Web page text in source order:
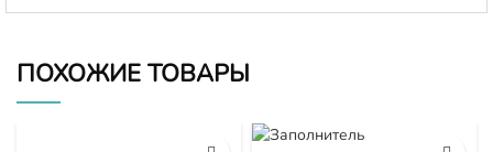
ПОХОЖИЕ ТОВАРЫ